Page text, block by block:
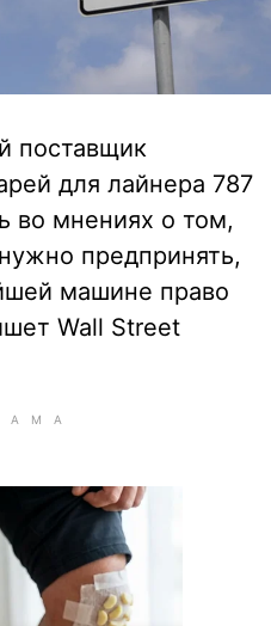
поставщик
для лайнера 787
во мнениях о том,
предпринять,
машине право
Wall Street